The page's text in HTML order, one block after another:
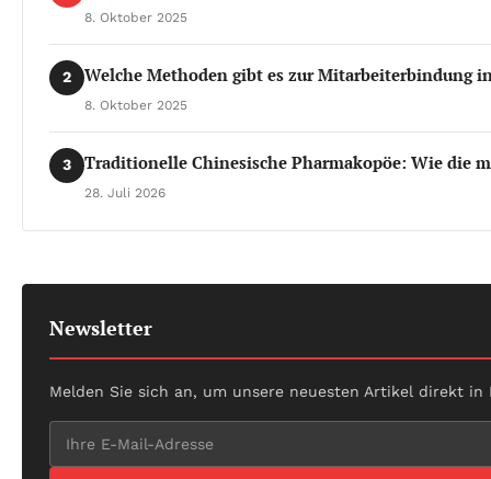
8. Oktober 2025
2 Welche Methoden gibt es zur Mitarbeiterbindung
8. Oktober 2025
3 Traditionelle Chinesische Pharmakopöe: Wie die
28. Juli 2026
Newsletter
Melden Sie sich an, um unsere neuesten Artikel direkt